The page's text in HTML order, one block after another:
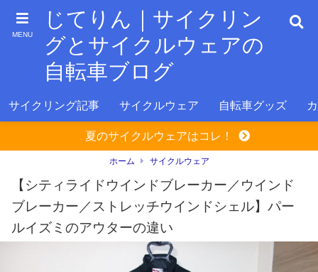
MENU
じてりん｜サイクリン
グとサイクルウェアの
自転車ブログ
サイクリング記事 サイクルウェア 自転車グッズ
夏のサイクルウェアはコレ！
ホーム サイクルウェア
【シティライドウインドブレーカー／ウインド
ブレーカー／ストレッチウインドシェル】パー
ルイズミのアウターの違い